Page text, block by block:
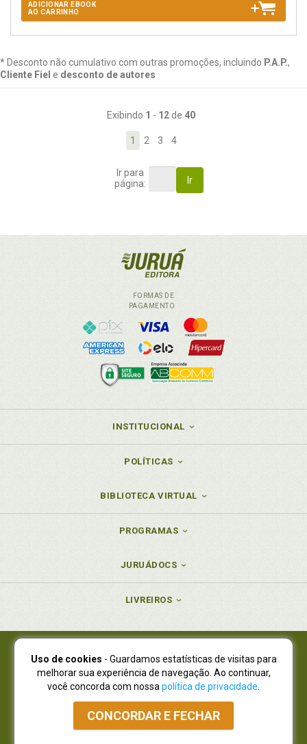
ADICIONAR EBOOK
AO CARRINHO
* Desconto não cumulativo com outras promoções, incluindo P.A.P.,
Cliente Fiel e desconto de autores
Exibindo 1 - 12de 40
1 2 3 4
Ir para
página:
Ir
FORMAS DE
PAGAMENTO
INSTITUCIONAL
POLÍTICAS
BIBLIOTECA VIRTUAL
PROGRAMAS
JURUÁDOCS
LIVREIROS
Juruá Editora Ltda., CNPJ 77.535.508/0001-19
Juruá Informática Ltda., CNPJ 01.701.561/0001-80
NOVO ENDEREÇO:R. Flávio Dallegrave, 7665, São Lourenço |
Curitiba - Paraná - CEP 82210-310
Atendimento: (41) 4009-3900|Vendas Atacado: (41) 4009-3939
Atendimento via Whatsapp
Uso de cookies - Guardamos estatísticas de visitas para
melhorar sua experiência de navegação. Ao continuar,
você concorda com nossa política de privacidade
CONCORDAR E FECHAR